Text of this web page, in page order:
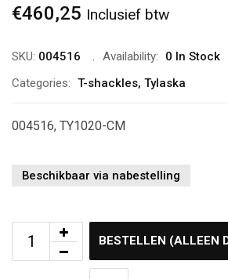
€460,25 Inclusief btw
SKU: 004516 Availability:
0 In Stock
Categories: T-shackles, Tylaska
004516, TY1020-CM
Beschikbaar via nabestelling
BESTELLEN (ALLEEN